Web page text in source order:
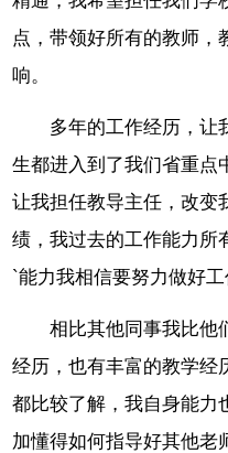
点，带领好所有的教师，
响。
多年的工作经历，让
生都进入到了我们省重点
让我担任教导主任，改变
绩，我过去的工作能力所
`能力我相信要努力做好
相比其他同事我比他
经历，也有丰富的教学经
都比较了解，我自身能力
加懂得如何指导好其他老